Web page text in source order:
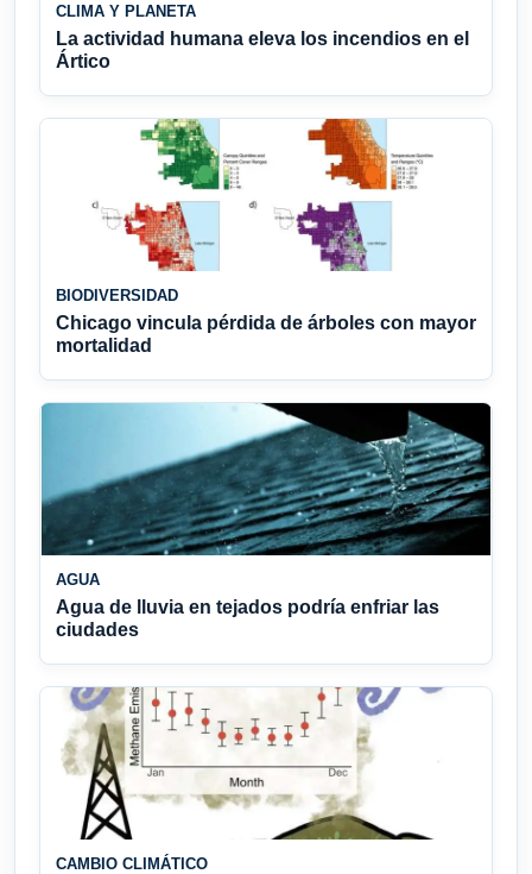
CLIMA Y PLANETA
La actividad humana eleva los incendios en el
Ártico
BIODIVERSIDAD
Chicago vincula pérdida de árboles con mayor
mortalidad
AGUA
Agua de lluvia en tejados podría enfriar las
ciudades
CAMBIO CLIMÁTICO